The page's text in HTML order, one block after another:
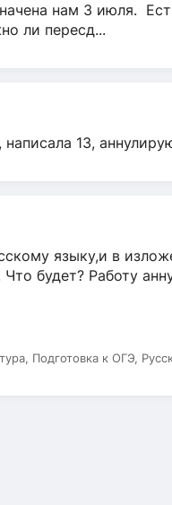
нам 3 июля.
ли пересд...
13,
языку,и в
будет? Работу
Подготовка к ОГЭ,